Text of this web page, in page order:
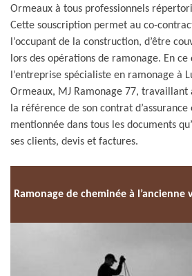
Ormeaux à tous professionnels
Cette souscription permet au co-
l’occupant de la construction, d’être
lors des opérations de ramonage. En
l’entreprise spécialiste en ramonage à
Ormeaux, MJ Ramonage 77, travaillant
la référence de son contrat
mentionnée dans tous les documents
ses clients, devis et factures.
Ramonage de cheminée à